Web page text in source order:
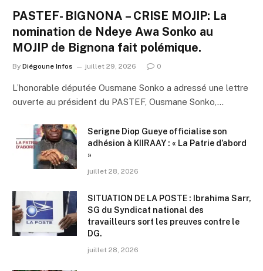
PASTEF- BIGNONA – CRISE MOJIP: La
nomination de Ndeye Awa Sonko au
MOJIP de Bignona fait polémique.
By Diégoune Infos juillet 29, 2026 0
L’honorable députée Ousmane Sonko a adressé une lettre
ouverte au président du PASTEF, Ousmane Sonko,…
Serigne Diop Gueye officialise son
adhésion à KIIRAAY : « La Patrie d’abord
»
juillet 28, 2026
SITUATION DE LA POSTE : Ibrahima Sarr,
SG du Syndicat national des
travailleurs sort les preuves contre le
DG.
juillet 28, 2026